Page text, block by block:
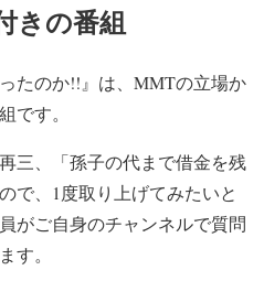
きの番組
たのか!!』は、MMTの立場か
です。
三、「孫子の代まで借金を残
で、1度取り上げてみたいと
がご自身のチャンネルで質問
す。